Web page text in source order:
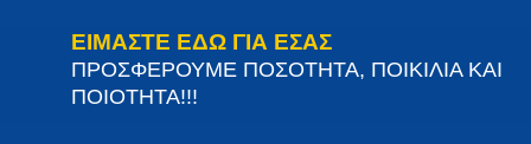
ΕΙΜΑΣΤΕ ΕΔΩ ΓΙΑ ΕΣΑΣ
ΠΡΟΣΦΕΡΟΥΜΕ ΠΟΣΟΤΗΤΑ, ΠΟΙΚΙΛΙΑ ΚΑΙ
ΠΟΙΟΤΗΤΑ!!!